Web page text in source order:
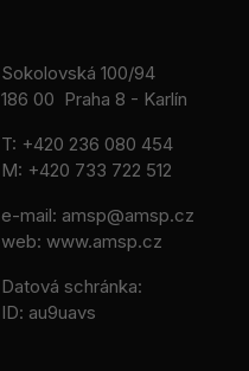
Sokolovská 100/94
186 00 Praha 8 - Karlín
T: +420 236 080 454
M: +420 733 722 512
e-mail: amsp@amsp.cz
web: www.amsp.cz
Datová schránka:
ID: au9uavs